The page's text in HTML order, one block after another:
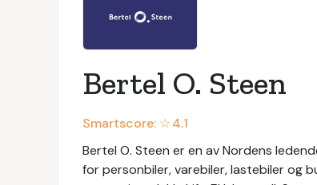
Bertel O. Steen
Smartscore: ☆4.1
Bertel O. Steen er en av Nordens
for personbiler, varebiler, lastebiler og